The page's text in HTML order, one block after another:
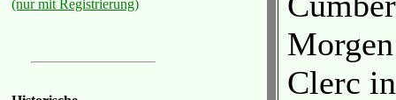
(nur mit Registrierung)
Clerc